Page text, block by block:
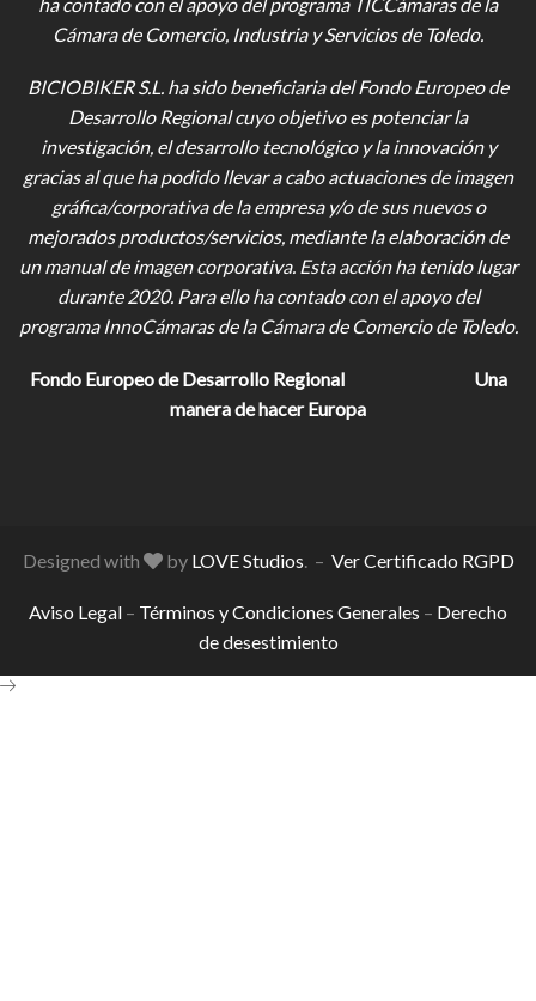
ha contado con el apoyo del programa TICCámaras de la
Cámara de Comercio, Industria y Servicios de Toledo.
BICIOBIKER S.L. ha sido beneficiaria del Fondo Europeo de
Desarrollo Regional cuyo objetivo es potenciar la
investigación, el desarrollo tecnológico y la innovación y
gracias al que ha podido llevar a cabo actuaciones de imagen
gráfica/corporativa de la empresa y/o de sus nuevos o
mejorados productos/servicios, mediante la elaboración de
un manual de imagen corporativa. Esta acción ha tenido lugar
durante 2020. Para ello ha contado con el apoyo del
programa InnoCámaras de la Cámara de Comercio de Toledo.
Fondo Europeo de Desarrollo Regional
Una
manera de hacer Europa
Designed with by LOVE Studios. – Ver Certificado RGPD
Aviso Legal – Términos y Condiciones Generales – Derecho
de desestimiento